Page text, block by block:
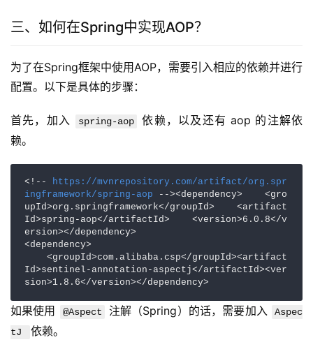
三、如何在Spring中实现AOP？
为了在Spring框架中使用AOP，需要引入相应的依赖并进行
配置。以下是具体的步骤：
首先，加入 spring-aop
依赖，以及还有 aop 的注解依
赖。
<!-- https://mvnrepository.com/artifact/org.spr
ingframework/spring-aop --><dependency>    <gro
upId>org.springframework</groupId>    <artifact
Id>spring-aop</artifactId>    <version>6.0.8</v
ersion></dependency>
<dependency>
Id>sentinel-annotation-aspectj</artifactId><ver
sion>1.8.6</version></dependency>
如果使用 @Aspect 注解（Spring）的话，需要加入
Aspec
tJ
依赖。